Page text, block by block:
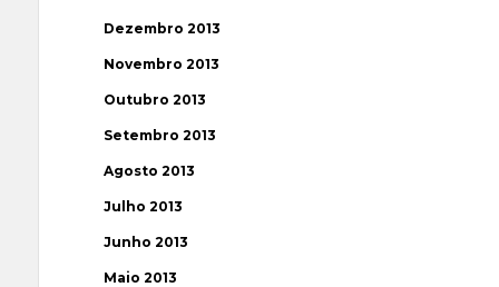
Dezembro 2013
Novembro 2013
Outubro 2013
Setembro 2013
Agosto 2013
Julho 2013
Junho 2013
Maio 2013